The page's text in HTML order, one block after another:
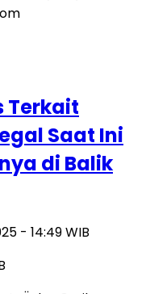
Terkait
Saat Ini
di Balik
- 14:49 WIB